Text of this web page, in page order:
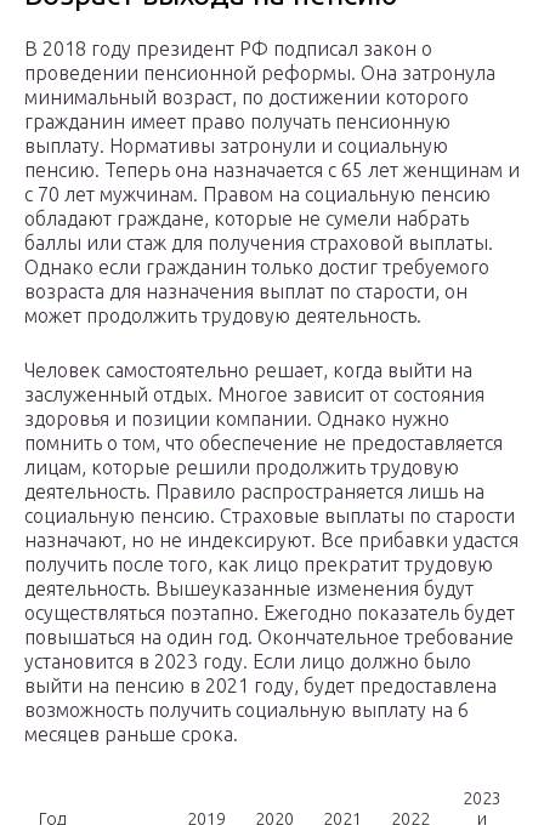
В 2018 году президент РФ подписал закон о
проведении пенсионной реформы. Она затронула
минимальный возраст, по достижении которого
гражданин имеет право получать пенсионную
выплату. Нормативы затронули и социальную
пенсию. Теперь она назначается с 65 лет женщинам и
с 70 лет мужчинам. Правом на социальную пенсию
обладают граждане, которые не сумели набрать
баллы или стаж для получения страховой выплаты.
Однако если гражданин только достиг требуемого
возраста для назначения выплат по старости, он
может продолжить трудовую деятельность.
Человек самостоятельно решает, когда выйти на
заслуженный отдых. Многое зависит от состояния
здоровья и позиции компании. Однако нужно
помнить о том, что обеспечение не предоставляется
лицам, которые решили продолжить трудовую
деятельность. Правило распространяется лишь на
социальную пенсию. Страховые выплаты по старости
назначают, но не индексируют. Все прибавки удастся
получить после того, как лицо прекратит трудовую
деятельность. Вышеуказанные изменения будут
осуществляться поэтапно. Ежегодно показатель будет
повышаться на один год. Окончательное требование
установится в 2023 году. Если лицо должно было
выйти на пенсию в 2021 году, будет предоставлена
возможность получить социальную выплату на 6
месяцев раньше срока.
Год 2019 2020 2021 2022
2023
и